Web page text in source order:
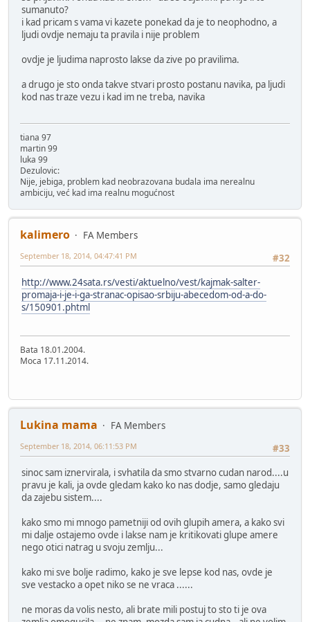
sumanuto?
i kad pricam s vama vi kazete ponekad da je to neophodno, a
ljudi ovdje nemaju ta pravila i nije problem
ovdje je ljudima naprosto lakse da zive po pravilima.
a drugo je sto onda takve stvari prosto postanu navika, pa ljudi
kod nas traze vezu i kad im ne treba, navika
tiana 97
martin 99
luka 99
Dezulovic:
Nije, jebiga, problem kad neobrazovana budala ima nerealnu
ambiciju, već kad ima realnu mogućnost
kalimero
FA Members
#32
September 18, 2014, 04:47:41 PM
http://www.24sata.rs/vesti/aktuelno/vest/kajmak-salter-
promaja-i-je-i-ga-stranac-opisao-srbiju-abecedom-od-a-do-
s/150901.phtml
Bata 18.01.2004.
Moca 17.11.2014.
Lukina mama
FA Members
#33
September 18, 2014, 06:11:53 PM
sinoc sam iznervirala, i svhatila da smo stvarno cudan narod....u
pravu je kali, ja ovde gledam kako ko nas dodje, samo gledaju
da zajebu sistem....
kako smo mi mnogo pametniji od ovih glupih amera, a kako svi
mi dalje ostajemo ovde i lakse nam je kritikovati glupe amere
nego otici natrag u svoju zemlju...
kako mi sve bolje radimo, kako je sve lepse kod nas, ovde je
sve vestacko a opet niko se ne vraca ......
ne moras da volis nesto, ali brate mili postuj to sto ti je ova